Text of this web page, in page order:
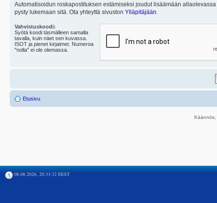
Automatisoidun roskapostituksen estämiseksi joudut lisäämään
pysty lukemaan sitä. Ota yhteyttä sivuston Ylläpitäjään
Vahvistuskoodi:
Syötä koodi täsmälleen samalla
tavalla, kuin näet sen kuvassa.
ISOT ja pienet kirjaimet. Numeroa
"nolla" ei ole olemassa.
Etusivu
08.08.2026, 20:33:32 EEST